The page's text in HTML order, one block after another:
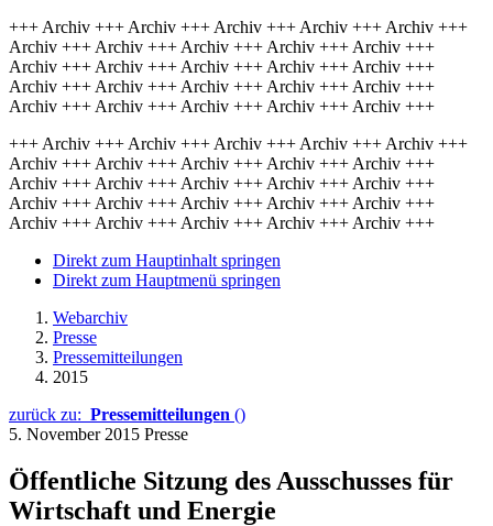
+++ Archiv +++ Archiv +++ Archiv +++ Archiv +++ Archiv +++
Archiv +++ Archiv +++ Archiv +++ Archiv +++ Archiv +++
Archiv +++ Archiv +++ Archiv +++ Archiv +++ Archiv +++
Archiv +++ Archiv +++ Archiv +++ Archiv +++ Archiv +++
Archiv +++ Archiv +++ Archiv +++ Archiv +++ Archiv +++
+++ Archiv +++ Archiv +++ Archiv +++ Archiv +++ Archiv +++
Archiv +++ Archiv +++ Archiv +++ Archiv +++ Archiv +++
Archiv +++ Archiv +++ Archiv +++ Archiv +++ Archiv +++
Archiv +++ Archiv +++ Archiv +++ Archiv +++ Archiv +++
Archiv +++ Archiv +++ Archiv +++ Archiv +++ Archiv +++
Direkt zum Hauptinhalt springen
Direkt zum Hauptmenü springen
Webarchiv
Presse
Pressemitteilungen
2015
zurück zu: Pressemitteilungen ()
5. November 2015 Presse
Öffentliche Sitzung des Ausschusses für
Wirtschaft und Energie